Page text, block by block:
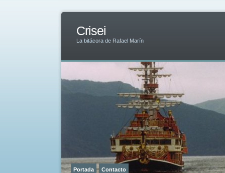
Crisei
La bitácora de Rafael Marín
Portada Contacto